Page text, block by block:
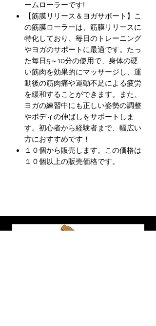
ームローラーです!
【筋膜リリース＆ヨガサポート】こ
の筋膜ローラーは、筋膜リリースに
特化しており、毎日のトレーニング
やヨガのサポートに最適です。たっ
た毎日5～10分の使用で、身体の硬
い筋肉を効果的にマッサージし、運
動後の筋肉痛や運動不足による疲労
を緩和することができます。また、
ヨガの練習中にも正しい姿勢の調整
やボディの伸ばしをサポートしま
す。初心者から経験者まで、幅広い
方におすすめです！
１０個から販売します。この価格は
１０個以上の販売価格です。